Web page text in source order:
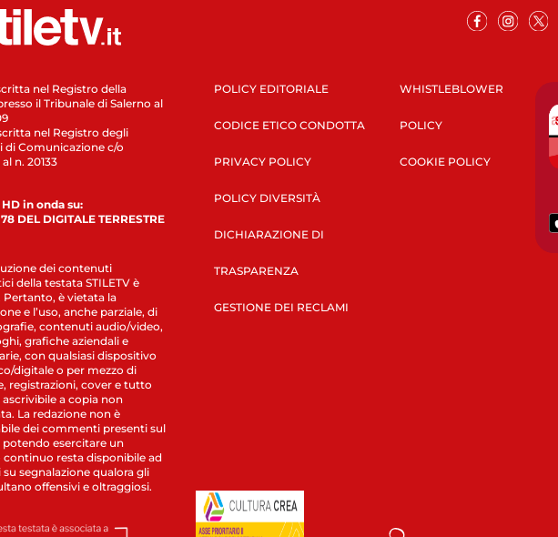
nel Registro della
il Tribunale di Salerno al
nel Registro degli
di Comunicazione c/o
al n. 20133
HD in onda su:
DEL DIGITALE TERRESTRE
dei contenuti
della testata STILETV è
Pertanto, è vietata la
e l’uso, anche parziale, di
contenuti audio/video,
grafiche aziendali e
con qualsiasi dispositivo
digitale o per mezzo di
registrazioni, cover e tutto
a copia non
La redazione non è
dei commenti presenti sul
potendo esercitare un
resta disponibile ad
segnalazione qualora gli
offensivi e oltraggiosi.
POLICY EDITORIALE
CODICE ETICO CONDOTTA
PRIVACY POLICY
POLICY DIVERSITÀ
DICHIARAZIONE DI
TRASPARENZA
GESTIONE DEI RECLAMI
WHISTLEBLOWER
POLICY
COOKIE POLICY